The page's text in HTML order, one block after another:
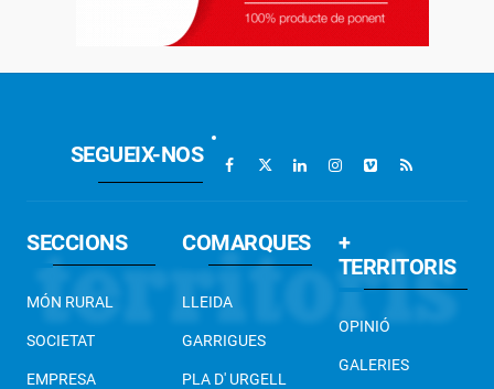
SEGUEIX-NOS
SECCIONS
MÓN RURAL
SOCIETAT
EMPRESA
COMARQUES
LLEIDA
GARRIGUES
PLA D' URGELL
+
TERRITORIS
OPINIÓ
GALERIES